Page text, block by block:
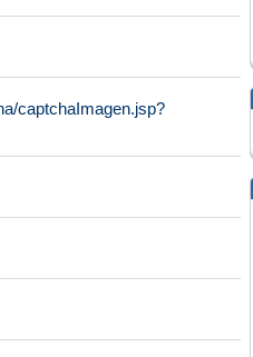
captchaImagen.jsp?